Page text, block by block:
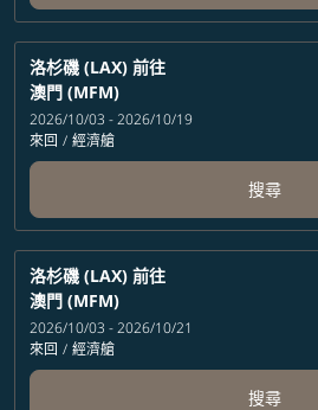
洛杉磯 (LAX) 前往
澳門 (MFM)
2026/10/03 - 2026/10/19
來回 / 經濟艙
搜尋
洛杉磯 (LAX) 前往
澳門 (MFM)
2026/10/03 - 2026/10/21
來回 / 經濟艙
搜尋